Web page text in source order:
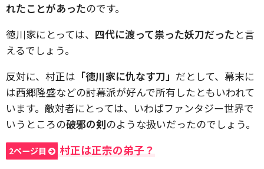
れたことがあったのです。
徳川家にとっては、 四代に渡って祟った妖刀だったと言
えるでしょう。
反対に、村正は 「徳川家に仇なす刀」 だとして、幕末に
は西郷隆盛などの討幕派が好んで所有したともいわれて
います。敵対者にとっては、いわばファンタジー世界で
いうところの破邪の剣のような扱いだったのでしょう。
2ページ目 村正は正宗の弟子？